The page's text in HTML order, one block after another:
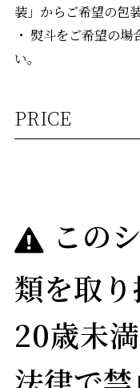
装」からご希望の包
・ 熨斗をご希望の
い。
PRICE
この
類を取り
20歳未